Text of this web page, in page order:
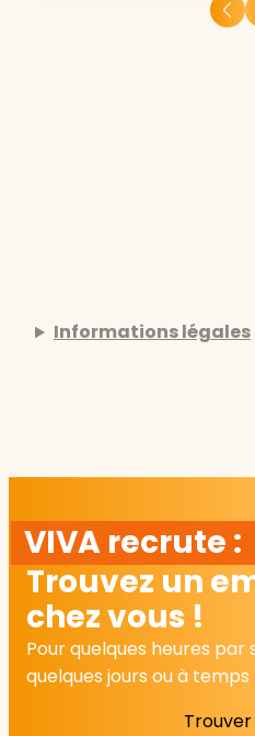
Informations légales
VIVA recrute :
Trouvez un
chez vous !
Pour quelques heures par
quelques jours ou à temps